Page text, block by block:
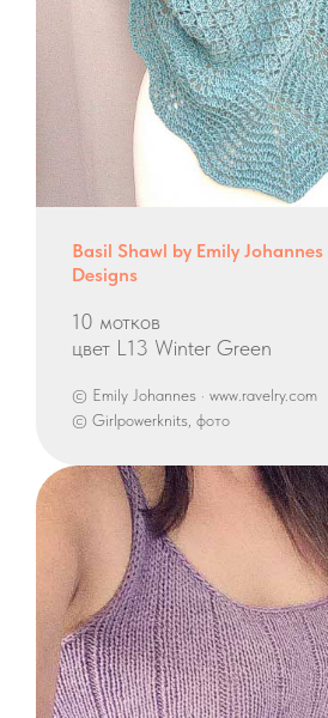
Basil Shawl by Emily Johannes
Designs
10 мотков
цвет L13 Winter Green
© Emily Johannes · www.ravelry.com
© Girlpowerknits, фото